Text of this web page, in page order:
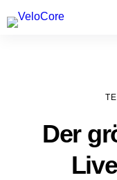
Agenturen &
Der